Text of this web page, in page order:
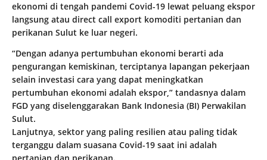
ekonomi di tengah pandemi Covid-19 lewat peluang ekspor
langsung atau direct call export komoditi pertanian dan
perikanan Sulut ke luar negeri.
“Dengan adanya pertumbuhan ekonomi berarti ada
pengurangan kemiskinan, terciptanya lapangan pekerjaan
selain investasi cara yang dapat meningkatkan
pertumbuhan ekonomi adalah ekspor,” tandasnya dalam
FGD yang diselenggarakan Bank Indonesia (BI) Perwakilan
Sulut.
Lanjutnya, sektor yang paling resilien atau paling tidak
terganggu dalam suasana Covid-19 saat ini adalah